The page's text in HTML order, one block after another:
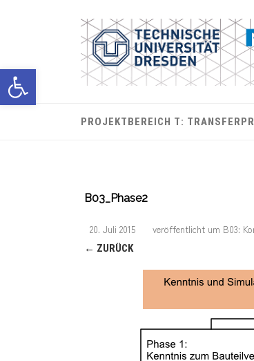
Werkzeugleiste öffnen
PROJEKTBEREICH T:
B03_Phase2
veröffentlicht
20. Juli 2015 um B03:
← ZURÜCK